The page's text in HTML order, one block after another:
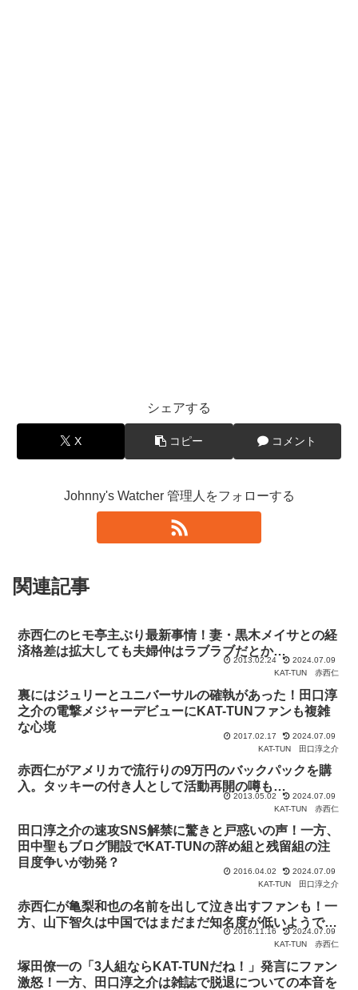
シェアする
X コピー コメント
Johnny's Watcher 管理人をフォローする
関連記事
赤西仁のヒモ亭主ぶり最新事情！妻・黒木メイサとの経
済格差は拡大しても夫婦仲はラブラブだとか…
2013.02.24
2024.07.09
KAT-TUN
赤西仁
裏にはジュリーとユニバーサルの確執があった！田口淳
之介の電撃メジャーデビューにKAT-TUNファンも複雑
な心境
2017.02.17
2024.07.09
KAT-TUN
田口淳之介
赤西仁がアメリカで流行りの9万円のバックパックを購
入。タッキーの付き人として活動再開の噂も…
2013.05.02
2024.07.09
KAT-TUN
赤西仁
田口淳之介の速攻SNS解禁に驚きと戸惑いの声！一方、
田中聖もブログ開設でKAT-TUNの辞め組と残留組の注
目度争いが勃発？
2016.04.02
2024.07.09
KAT-TUN
田口淳之介
赤西仁が亀梨和也の名前を出して泣き出すファンも！一
方、山下智久は中国ではまだまだ知名度が低いようで…
2016.11.16
2024.07.09
KAT-TUN
赤西仁
塚田僚一の「3人組ならKAT-TUNだね！」発言にファン
激怒！一方、田口淳之介は雑誌で脱退についての本音を